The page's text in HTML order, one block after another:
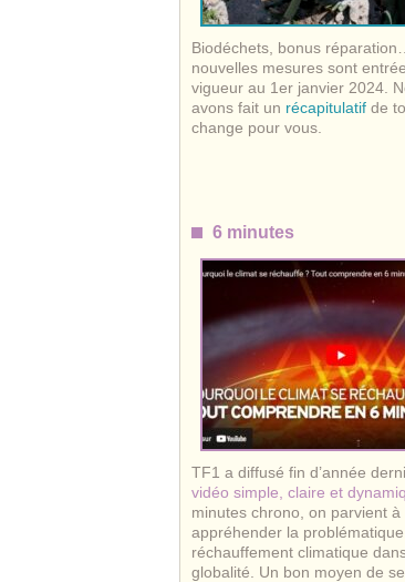
Biodéchets, bonus
nouvelles mesures sont
vigueur au 1er janvier 2024.
avons fait un récapitulatif de
change pour vous.
6 minutes
TF1 a diffusé fin d’année
vidéo simple, claire et
minutes chrono, on parvient à
appréhender la
réchauffement climatique
globalité. Un bon moyen de